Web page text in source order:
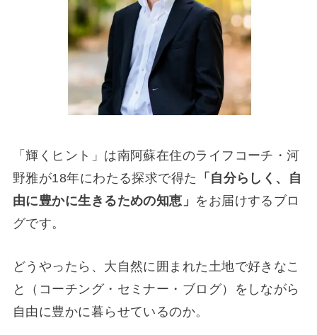
「輝くヒント」は南阿蘇在住のライフコーチ・河
野雅が18年にわたる探求で得た
「自分らしく、自
由に豊かに生きるための知恵」 をお届けするブロ
グです。
どうやったら、大自然に囲まれた土地で好きなこ
と（コーチング・セミナー・ブログ）をしながら
自由に豊かに暮らせているのか。